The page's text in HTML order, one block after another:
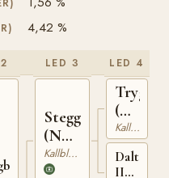
4,42 %
LED 3
Stegg
(NO)
T-169
Kallblodig Travare
LED 4
Trygve
(NO)
T-
66
Kallblodig Travare
Dalterna
II